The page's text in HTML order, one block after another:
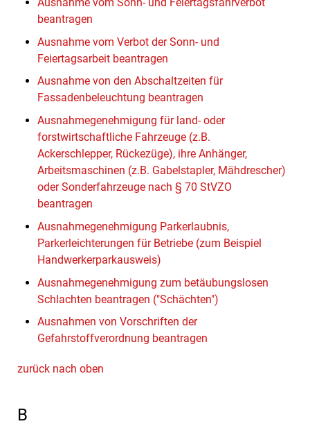
beantragen
Ausnahme vom Verbot der Sonn- und
Feiertagsarbeit beantragen
Ausnahme von den Abschaltzeiten für
Fassadenbeleuchtung beantragen
Ausnahmegenehmigung für land- oder
forstwirtschaftliche Fahrzeuge (z.B.
Ackerschlepper, Rückezüge), ihre Anhänger,
Arbeitsmaschinen (z.B. Gabelstapler, Mähdrescher)
oder Sonderfahrzeuge nach § 70 StVZO
beantragen
Ausnahmegenehmigung Parkerlaubnis,
Parkerleichterungen für Betriebe (zum Beispiel
Handwerkerparkausweis)
Ausnahmegenehmigung zum betäubungslosen
Schlachten beantragen ("Schächten")
Ausnahmen von Vorschriften der
Gefahrstoffverordnung beantragen
zurück nach oben
B